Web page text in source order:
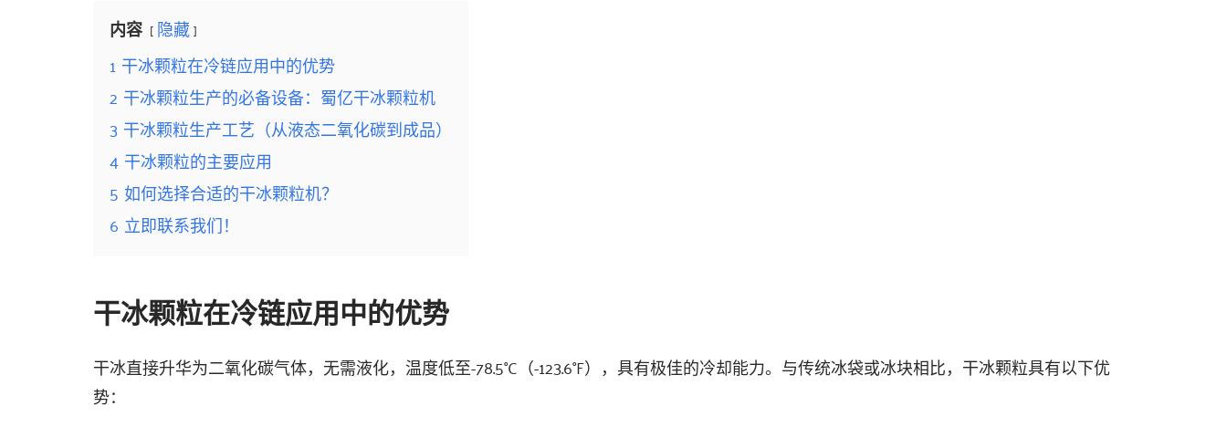
内容 隐藏
1 干冰颗粒在冷链应用中的优势
2 干冰颗粒生产的必备设备：蜀亿干冰颗粒机
3 干冰颗粒生产工艺（从液态二氧化碳到成品）
4 干冰颗粒的主要应用
5 如何选择合适的干冰颗粒机？
6 立即联系我们！
干冰颗粒在冷链应用中的优势
干冰直接升华为二氧化碳气体，无需液化，温度低至-78.5°C（-123.6°F），具有极佳的冷却能力。与传统冰袋或冰块相比，干冰颗粒具有以下优
势：